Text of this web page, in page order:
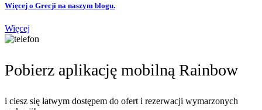
Więcej o Grecji na naszym blogu.
Więcej
Pobierz aplikację mobilną Rainbow
i ciesz się łatwym dostępem do ofert i rezerwacji wymarzonych